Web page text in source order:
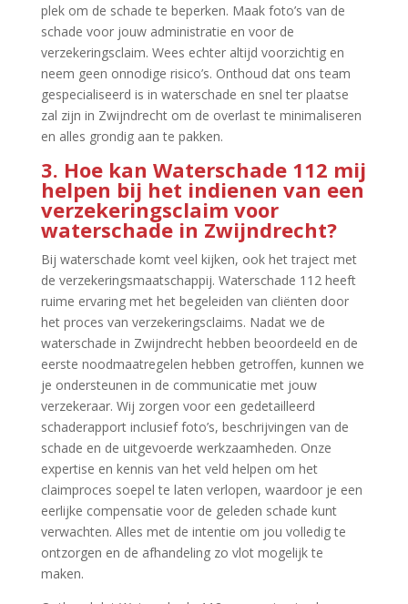
plek om de schade te beperken.​ Maak foto’s van de
schade voor jouw administratie en voor de
verzekeringsclaim.​ Wees echter altijd voorzichtig en
neem geen onnodige risico’s.​ Onthoud dat ons team
gespecialiseerd is in waterschade en snel ter plaatse
zal zijn in Zwijndrecht om de overlast te minimaliseren
en alles grondig aan te pakken.​
3.​ Hoe kan Waterschade 112 mij
helpen bij het indienen van een
verzekeringsclaim voor
waterschade in Zwijndrecht?
Bij waterschade komt veel kijken, ook het traject met
de verzekeringsmaatschappij.​ Waterschade 112 heeft
ruime ervaring met het begeleiden van cliënten door
het proces van verzekeringsclaims.​ Nadat we de
waterschade in Zwijndrecht hebben beoordeeld en de
eerste noodmaatregelen hebben getroffen, kunnen we
je ondersteunen in de communicatie met jouw
verzekeraar.​ Wij zorgen voor een gedetailleerd
schaderapport inclusief foto’s, beschrijvingen van de
schade en de uitgevoerde werkzaamheden.​ Onze
expertise en kennis van het veld helpen om het
claimproces soepel te laten verlopen, waardoor je een
eerlijke compensatie voor de geleden schade kunt
verwachten.​ Alles met de intentie om jou volledig te
ontzorgen en de afhandeling zo vlot mogelijk te
maken.​